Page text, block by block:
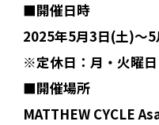
■開催日時
2025年5月3日(土)〜
※定休日：月・火曜日
■開催場所
MATTHEW CYCLE